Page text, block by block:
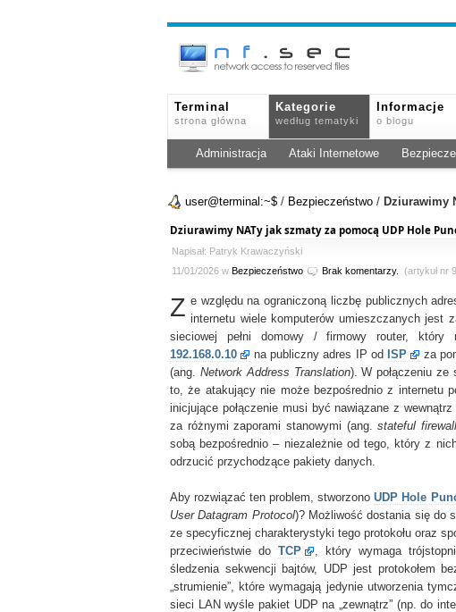
Terminal
strona główna
Kategorie
według tematyki
Informacje
o blogu
Administracja Ataki Internetowe
user@terminal:~$ / Bezpieczeństwo / Dziurawimy
Dziurawimy NATy jak szmaty za pomocą UDP Hole
Napisał: Patryk Krawaczyński
11/01/2026 w Bezpieczeństwo Brak komentarzy. (artykuł nr
Z e względu na ograniczoną liczbę publicznych
internetu wiele komputerów umieszczanych jest
sieciowej pełni domowy / firmowy router, który
192.168.0.10
na publiczny adres IP od ISP za
(ang. Network Address Translation). W połączeniu ze
to, że atakujący nie może bezpośrednio z internetu
inicjujące połączenie musi być nawiązane z
za różnymi zaporami stanowymi (ang.stateful firewall
sobą bezpośrednio – niezależnie od tego, który z
odrzucić przychodzące pakiety danych.
Aby rozwiązać ten problem, stworzonoUDP Hole
User Datagram Protocol)? Możliwość dostania się do
ze specyficznej charakterystyki tego protokołu oraz
przeciwieństwie do TCP , który wymaga
śledzenia sekwencji bajtów, UDP jest protokołem
„strumienie”, które wymagają jedynie utworzenia
sieci LAN wyśle pakiet UDP na „zewnątrz” (np. do